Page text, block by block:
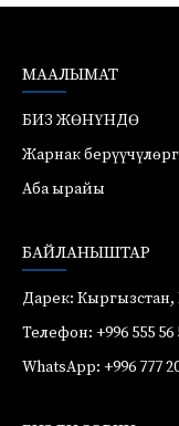
МААЛЫМАТ
БИЗ ЖӨНҮНДӨ
Жарнак
Аба ырайы
БАЙЛАНЫШТАР
Дарек:
Телефон: +996 555 56
WhatsApp: +996 777